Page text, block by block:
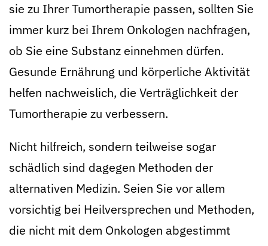
sie zu Ihrer Tumortherapie passen, sollten Sie
immer kurz bei Ihrem Onkologen nachfragen,
ob Sie eine Substanz einnehmen dürfen.
Gesunde Ernährung und körperliche Aktivität
helfen nachweislich, die Verträglichkeit der
Tumortherapie zu verbessern.
Nicht hilfreich, sondern teilweise sogar
schädlich sind dagegen Methoden der
alternativen Medizin. Seien Sie vor allem
vorsichtig bei Heilversprechen und Methoden,
die nicht mit dem Onkologen abgestimmt